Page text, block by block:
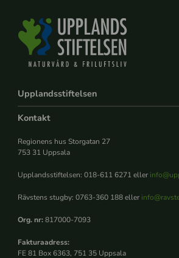
Upplandsstiftelsen
Kontakt
Regionens hus Storgatan 27
753 31 Uppsala
Upplandsstiftelsen: 018-611 6271 eller
Rävstens stugby: 0763-360 188 eller
Org. nr:817000-7093
Fakturaadress:
FE 81 Box 6363, 751 35 Uppsala